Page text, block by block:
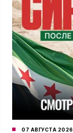
07 АВГУСТА 2026